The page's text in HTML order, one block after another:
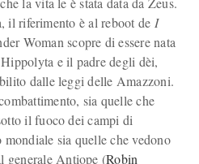
il riferimento è al reboot de I
Woman scopre di essere nata
e il padre degli dèi,
dalle leggi delle Amazzoni.
sia quelle che
il fuoco dei campi di
sia quelle che vedono
generale Antiope (Robin